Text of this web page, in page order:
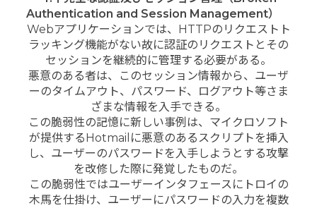
Authentication and Session Management）
Webアプリケーションでは、HTTPのリクエストト
ラッキング機能がない故に認証のリクエストとその
セッションを継続的に管理する必要がある。
悪意のある者は、このセッション情報から、ユーザ
ーのタイムアウト、パスワード、ログアウト等さま
ざまな情報を入手できる。
この脆弱性の記憶に新しい事例は、マイクロソフト
が提供するHotmailに悪意のあるスクリプトを挿入
し、ユーザーのパスワードを入手しようとする攻撃
を改修した際に発覚したものだ。
この脆弱性ではユーザーインタフェースにトロイの
木馬を仕掛け、ユーザーにパスワードの入力を複数